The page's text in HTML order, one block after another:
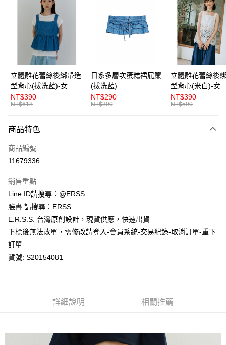
LINE Pay
Apple Pay
街口支付
悠遊付
AFTEE先享後付
相關說明
便利好安心！
２．便利：只要手機號碼，簡訊認證，即可結帳。
３．安心：先確認商品／服務後，再付款。
【「AFTEE先享後付」結帳流程】
１．於結帳方式選擇「AFTEE先享後付」後，將跳轉至「AFTEE先享後付」
結帳頁面，進行簡訊認證並確認金額後，即可完成結帳。
２．訂單成立數日內，您將收到繳費通知簡訊。
ATM／網路銀行／等多元方式進行付款，方視為交易完成。
※ 請注意：結帳手續完成當下不需立刻繳費，但若您需要取消訂單，請聯絡
購買商品的店家。未經商家同意取消之訂單仍視為有效，需透過AFTEE先享
後付繳納相關費用。
※ 交易是否成功請以「AFTEE先享後付 」之結帳頁面顯示為準，若有關於
１．透過由恩沛科技股份有限公司提供之「AFTEE先享後付」服務完成之交
https://aftee.tw/terms/#terms3
運送方式
全家取貨付款
付款後全家取貨
每筆NT$80，滿NT$1,200(含以上)免運費
每筆NT$80，滿NT$1,200(含以上)免運費
付款後萊爾富取貨
每筆NT$80，滿NT$1,200(含以上)免運費
每筆NT$80，滿NT$1,200(含以上)免運費
立體雕花蕾絲後綁帶造
型背心(拔洗藍)-女
NT$390
NT$618
日系多層次蛋糕裙屁簾
(拔洗藍)
NT$290
NT$390
立體雕花蕾絲後
型背心(米白)-女
NT$390
NT$590
商品特色
商品編號
11679336
銷售重點
Line ID請搜尋：@ERSS
臉書 請搜尋：ERSS
E.R.S.S. 台灣原創設計，現貨供應，快速出貨
下標後無法改單，需修改請登入-會員系統-交易紀錄-取消訂單-重下
訂單
貨號: S20154081
詳細說明 相關推薦